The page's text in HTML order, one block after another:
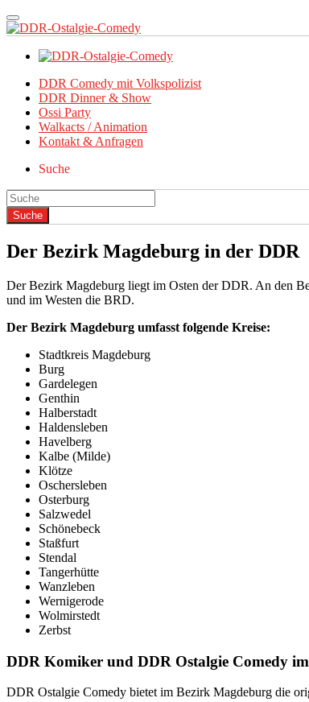
DDR Comedy mit Volkspolizist
DDR Dinner & Show
Ossi Party
Walkacts / Animation
Kontakt & Anfragen
Suche
Der Bezirk Magdeburg in der DDR
Der Bezirk Magdeburg liegt im Osten der DDR. An den
und im Westen die BRD.
Der Bezirk Magdeburg umfasst folgende Kreise:
Stadtkreis Magdeburg
Burg
Gardelegen
Genthin
Halberstadt
Haldensleben
Havelberg
Kalbe (Milde)
Klötze
Oschersleben
Osterburg
Salzwedel
Schönebeck
Staßfurt
Stendal
Tangerhütte
Wanzleben
Wernigerode
Wolmirstedt
Zerbst
DDR Komiker und DDR Ostalgie Comedy
DDR Ostalgie Comedy bietet im Bezirk Magdeburg die